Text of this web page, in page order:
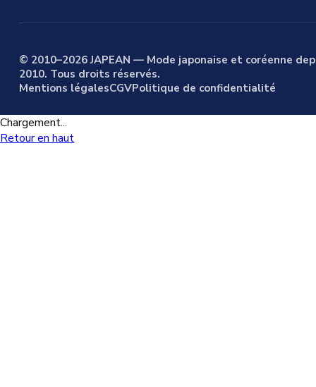
© 2010–2026 JAPEAN — Mode japonaise et coréenne
2010. Tous droits réservés.
Mentions légalesCGVPolitique de confidentialité
Chargement...
Retour en haut